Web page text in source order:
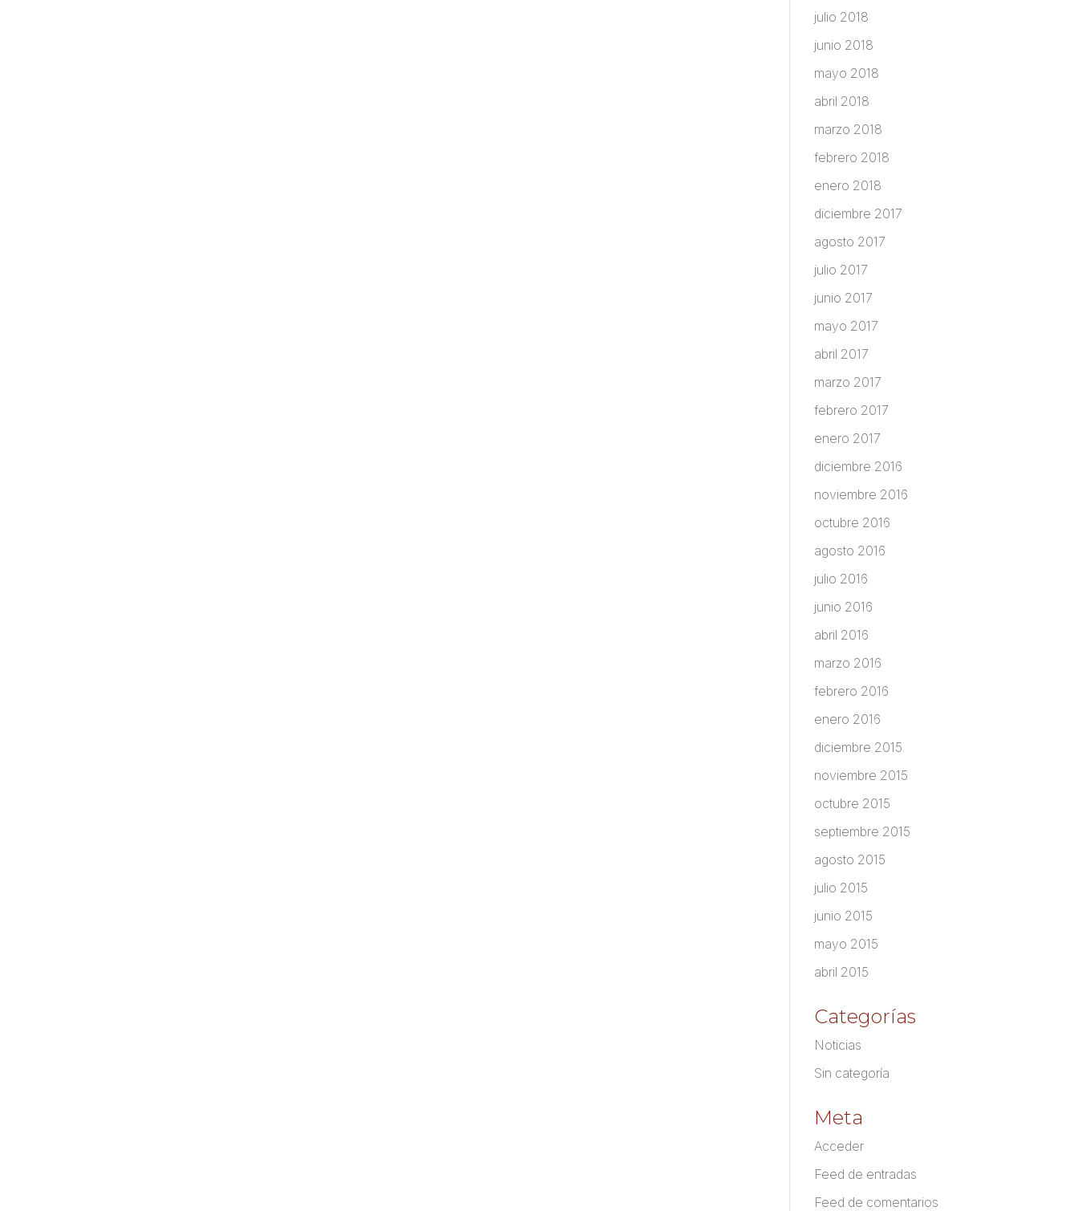
julio 2018
junio 2018
mayo 2018
abril 2018
marzo 2018
febrero 2018
enero 2018
diciembre 2017
agosto 2017
julio 2017
junio 2017
mayo 2017
abril 2017
marzo 2017
febrero 2017
enero 2017
diciembre 2016
noviembre 2016
octubre 2016
agosto 2016
julio 2016
junio 2016
abril 2016
marzo 2016
febrero 2016
enero 2016
diciembre 2015
noviembre 2015
octubre 2015
septiembre 2015
agosto 2015
julio 2015
junio 2015
mayo 2015
abril 2015
Categorías
Noticias
Sin categoría
Meta
Acceder
Feed de entradas
Feed de comentarios